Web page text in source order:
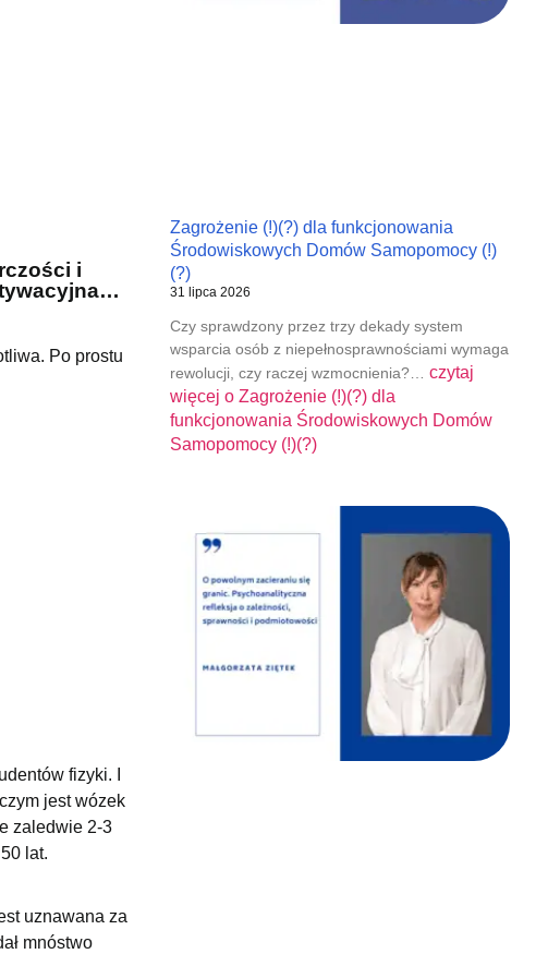
i
Po prostu
fizyki. I
jest wózek
zaledwie 2-3
lat.
uznawana za
mnóstwo
Zagrożenie (!)(?) dla funkcjonowania
Środowiskowych Domów Samopomocy (!)
(?)
31 lipca 2026
Czy sprawdzony przez trzy dekady system
wsparcia osób z niepełnosprawnościami wymaga
rewolucji, czy raczej wzmocnienia?… czytaj
więcej oZagrożenie (!)(?) dla
funkcjonowania Środowiskowych Domów
Samopomocy (!)(?)